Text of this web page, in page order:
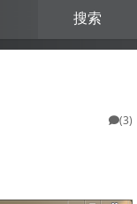
(3)
搜索